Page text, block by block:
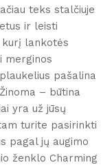
teks stalčiuje
ir leisti
lankotės
merginos
pašalina
– būtina
yra už jūsų
turite pasirinkti
pagal jų augimo
ženklo Charming